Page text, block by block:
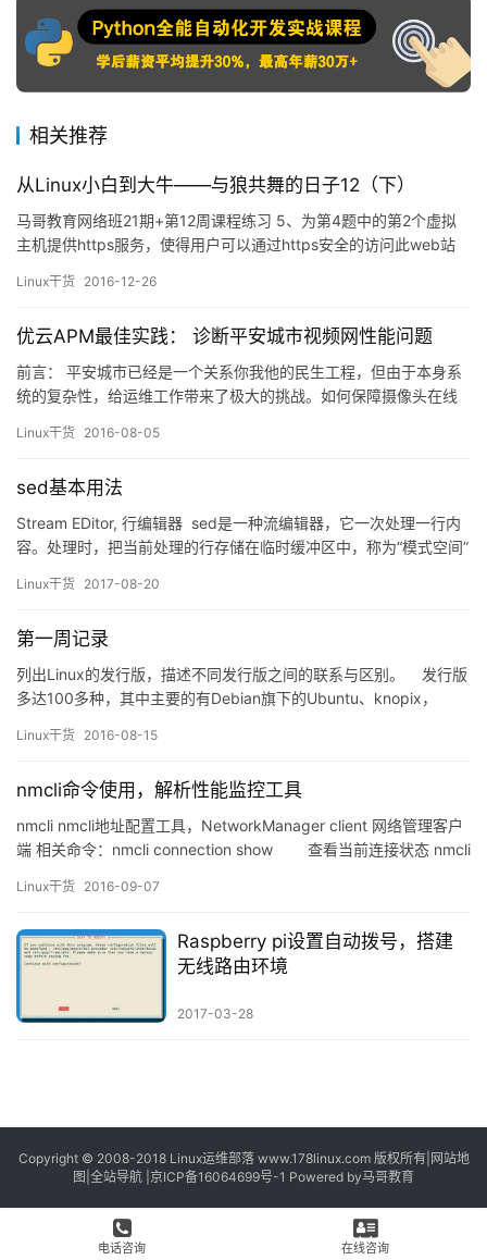
相关推荐
从Linux小白到大牛——与狼共舞的日子12（下）
马哥教育网络班21期+第12周课程练习 5、为第4题中的第2个虚拟
主机提供https服务，使得用户可以通过https安全的访问此web站
城市(ZZ)和组织(MageEdu)； (2)设置部门为Ops，主机名为
Linux干货 2016-12-26
优云APM最佳实践： 诊断平安城市视频网性能问题
前言： 平安城市已经是一个关系你我他的民生工程，但由于本身系
统的复杂性，给运维工作带来了极大的挑战。如何保障摄像头在线
目经历中，优云APM在发现问题，定位故障等方面，起了很大作
大型、综合性非常强的管理系统，不仅需要满足治安管理、城市管
理、交通…
Linux干货 2016-08-05
sed基本用法
Stream EDitor, 行编辑器 sed是一种流编辑器，它一次处理一行内
容。处理时，把当前处理的行存储在临时缓冲区中，称为“模式空间”
成后，把缓冲区的内容送往屏幕。然后读入下行，执行下一个循
空间，但不会…
Linux干货 2017-08-20
第一周记录
列出Linux的发行版，描述不同发行版之间的联系与区别。 发行版
多达100多种，其中主要的有Debian旗下的Ubuntu、knopix，
Fedora。其中各个版本之间的区别：包管理器的区别；但其内核都
Linux干货 2016-08-15
nmcli命令使用，解析性能监控工具
nmcli nmcli地址配置工具，NetworkManager client 网络管理客户
端 相关命令：nmcli connection show 查看当前连接状态 nmcli
Linux干货 2016-09-07
Raspberry pi设置自动拨号，搭建
无线路由环境
2017-03-28
Copyright © 2008-2018 Linux运维部落www.178linux.com 版权所有| 网站地
图 全站导航 京ICP备16064699号-1 Powered by马哥教育
电话咨询 在线咨询